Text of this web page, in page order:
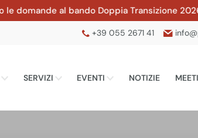
al bando Doppia Transizione 2026
+39 055 2671 41
SERVIZI EVENTI NOTIZIE